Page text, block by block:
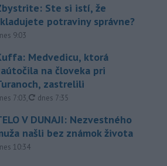
Ste si istí, že
potraviny správne?
9:03
Medvedicu, ktorá
na človeka pri
zastrelili
7:03, aktualizované
dnes 7:35
V DUNAJI: Nezvestného
našli bez známok života
10:34